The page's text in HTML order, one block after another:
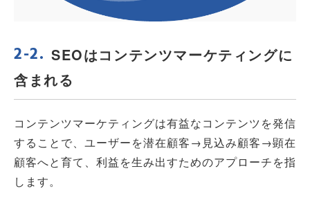
SEOはコンテンツマーケティングに
含まれる
コンテンツマーケティングは有益なコンテンツを発信
することで、ユーザーを潜在顧客→見込み顧客→顕在
顧客へと育て、利益を生み出すためのアプローチを指
します。